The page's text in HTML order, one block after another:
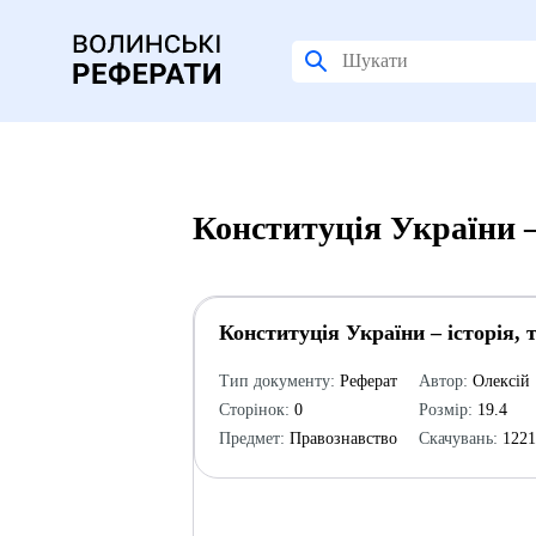
Конституція України
Конституція України – історія,
Тип документу: Реферат
Сторінок: 0
Предмет: Правознавство
Автор: Олексій
Розмір: 19.4
Скачувань: 1221